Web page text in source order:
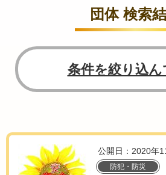
団体 検索
条件を絞り込ん
公開日：2020年
防犯・防災